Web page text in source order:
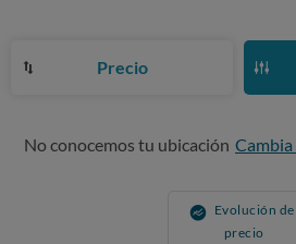
Precio
No conocemos tu ubicación
Evolución del
precio